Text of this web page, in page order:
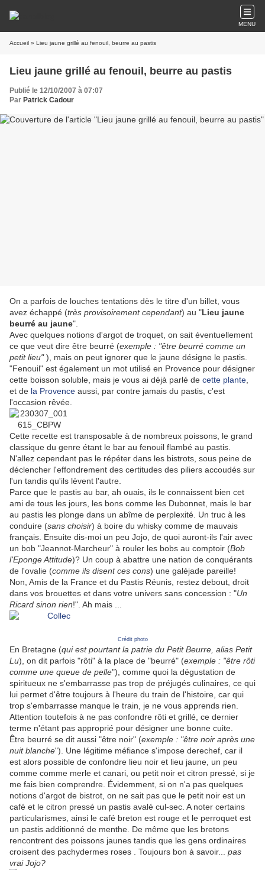
MENU
Accueil » Lieu jaune grillé au fenouil, beurre au pastis
Lieu jaune grillé au fenouil, beurre au pastis
Publié le 12/10/2007 à 07:07
Par Patrick Cadour
On a parfois de louches tentations dès le titre d'un billet, vous
avez échappé (très provisoirement cependant) au "Lieu jaune
beurré au jaune".
Avec quelques notions d'argot de troquet, on sait éventuellement
ce que veut dire être beurré (exemple : "être beurré comme un
petit lieu"), mais on peut ignorer que le jaune désigne le pastis.
"Fenouil" est également un mot utilisé en Provence pour désigner
cette boisson soluble, mais je vous ai déjà parlé de cette plante
et de la Provence aussi, par contre jamais du pastis, c'est
l'occasion rêvée.
Cette recette est transposable à de nombreux poissons, le grand
classique du genre étant le bar au fenouil flambé au pastis.
N'allez cependant pas le répéter dans les bistrots, sous peine de
déclencher l'effondrement des certitudes des piliers accoudés sur
l'un tandis qu'ils lèvent l'autre.
Parce que le pastis au bar, ah ouais, ils le connaissent bien cet
ami de tous les jours, les bons comme les Dubonnet, mais le bar
au pastis les plonge dans un abîme de perplexité. Un truc à les
conduire (sans choisir) à boire du whisky comme de mauvais
français. Ensuite dis-moi un peu Jojo, de quoi auront-ils l'air avec
un bob "Jeannot-Marcheur" à rouler les bobs au comptoir (Bob
l'Eponge Attitude)? Un coup à abattre une nation de conquérants
de l'ovalie (comme ils disent ces cons) une galéjade pareille!
Non, Amis de la France et du Pastis Réunis, restez debout, droit
dans vos brouettes et dans votre univers sans concession : "Un
Ricard sinon rien!". Ah mais ...
Crédit photo
En Bretagne (qui est pourtant la patrie du Petit Beurre, alias Petit
Lu), on dit parfois "rôti" à la place de "beurré" (exemple : "être rôti
comme une queue de pelle"), comme quoi la dégustation de
spiritueux ne s'embarrasse pas trop de préjugés culinaires, ce qui
lui permet d'être toujours à l'heure du train de l'histoire, car qui
trop s'embarrasse manque le train, je ne vous apprends rien.
Attention toutefois à ne pas confondre rôti et grillé, ce dernier
terme n'étant pas approprié pour désigner une bonne cuite.
Être beurré se dit aussi "être noir" (exemple : "être noir après une
nuit blanche"). Une légitime méfiance s'impose derechef, car il
est alors possible de confondre lieu noir et lieu jaune, un peu
comme comme merle et canari, ou petit noir et citron pressé, si je
me fais bien comprendre. Évidemment, si on n'a pas quelques
notions d'argot de bistrot, on ne sait pas que le petit noir est un
café et le citron pressé un pastis avalé cul-sec. A noter certains
particularismes, ainsi le café breton est rouge et le perroquet est
un pastis additionné de menthe. De même que les bretons
rencontrent des poissons jaunes tandis que les gens ordinaires
croisent des pachydermes roses . Toujours bon à savoir... pas
vrai Jojo?